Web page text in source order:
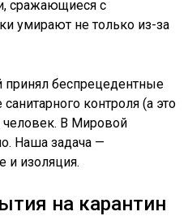
сражающиеся с
умирают не только из-за
принял беспрецедентные
контроля (а это
человек. В Мировой
Наша задача —
и изоляция.
на карантин